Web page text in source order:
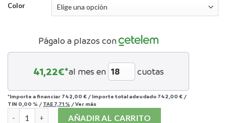
Color
Págalo a plazos con
41,22€*al mes en cuotas
*Importe a financiar 742,00 € / Importe total adeudado 742,00 € /
TIN 0,00 % / TAE 7,71 % /Ver más
BOWERS & WILKINS 607 ANNIVERSARY cantidad
AÑADIR AL CARRITO